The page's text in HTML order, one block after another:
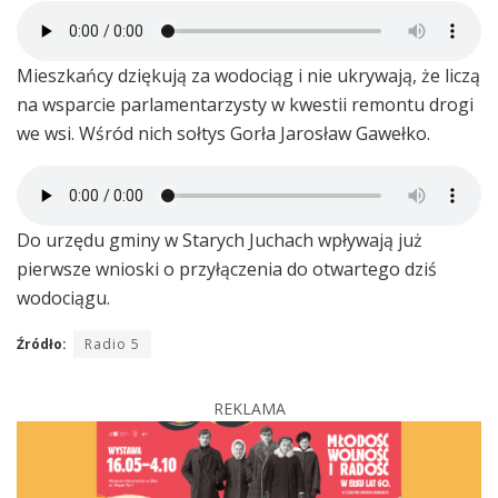
Mieszkańcy dziękują za wodociąg i nie ukrywają, że liczą
na wsparcie parlamentarzysty w kwestii remontu drogi
we wsi. Wśród nich sołtys Gorła Jarosław Gawełko.
Do urzędu gminy w Starych Juchach wpływają już
pierwsze wnioski o przyłączenia do otwartego dziś
wodociągu.
Źródło: Radio 5
REKLAMA